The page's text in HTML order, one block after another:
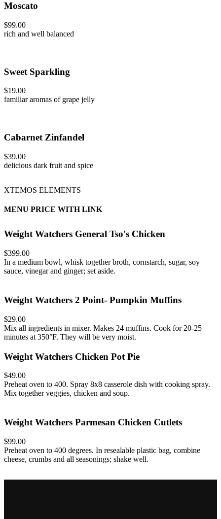
Moscato
$99.00
rich and well balanced
Sweet Sparkling
$19.00
familiar aromas of grape jelly
Cabarnet Zinfandel
$39.00
delicious dark fruit and spice
XTEMOS ELEMENTS
MENU PRICE WITH LINK
Weight Watchers General Tso's Chicken
$399.00
In a medium bowl, whisk together broth, cornstarch, sugar, soy
sauce, vinegar and ginger; set aside.
Weight Watchers 2 Point- Pumpkin Muffins
$29.00
Mix all ingredients in mixer. Makes 24 muffins. Cook for 20-25
minutes at 350°F. They will be very moist.
Weight Watchers Chicken Pot Pie
$49.00
Preheat oven to 400. Spray 8x8 casserole dish with cooking spray.
Mix together veggies, chicken and soup.
Weight Watchers Parmesan Chicken Cutlets
$99.00
Preheat oven to 400 degrees. In resealable plastic bag, combine
cheese, crumbs and all seasonings; shake well.